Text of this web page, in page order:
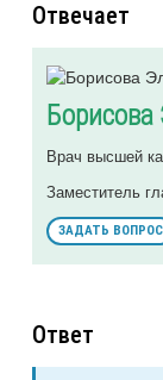
Отвечает
Врач высшей
Заместитель
ЗАДАТЬ ВОПРОС
Ответ